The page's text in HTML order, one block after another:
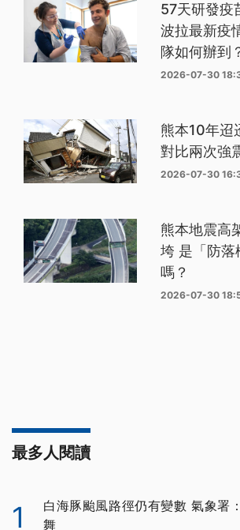
57天研發疫
波拉最新疫
隊如何辦到
2026-07-30
熊本10年迢
對比兩次強
2026-07-30
熊本地震高
垮 是「防落
嗎？
2026-07-30
最多人閱讀
1
白海豚颱風路徑仍有變數 氣象署
舞